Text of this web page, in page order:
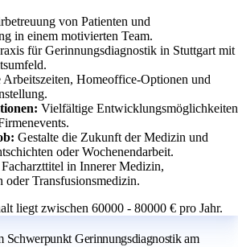
von Patienten und
in einem motivierten Team.
für Gerinnungsdiagnostik in Stuttgart mit
Arbeitszeiten, Homeoffice-Optionen und
Vielfältige Entwicklungsmöglichkeiten
Gestalte die Zukunft der Medizin und
oder Wochenendarbeit.
Facharzttitel in Innerer Medizin,
Transfusionsmedizin.
liegt zwischen 60000 - 80000 € pro Jahr.
Schwerpunkt Gerinnungsdiagnostik am